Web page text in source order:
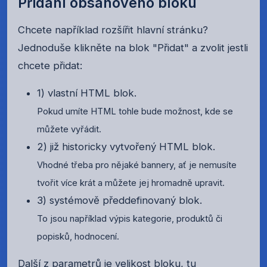
Chcete například rozšířit hlavní stránku?
Jednoduše klikněte na blok "Přidat" a zvolit jestli
chcete přidat:
1) vlastní HTML blok.
Pokud umíte HTML tohle bude možnost, kde se
můžete vyřádit.
2) již historicky vytvořený HTML blok.
Vhodné třeba pro nějaké bannery, ať je nemusíte
tvořit více krát a můžete jej hromadně upravit.
3) systémově předdefinovaný blok.
To jsou například výpis kategorie, produktů či
popisků, hodnocení.
Další z parametrů je velikost bloku, tu